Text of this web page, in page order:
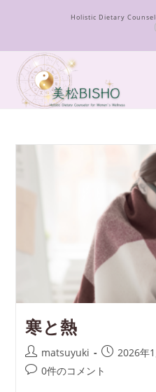
Holistic Dietary
寒と熱
投
稿
matsuyuki
投
稿
2026年
投 0件のコメント